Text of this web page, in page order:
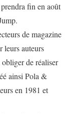
fin en août
de magazine
leurs auteurs
de réaliser
ainsi Pola &
en 1981 et